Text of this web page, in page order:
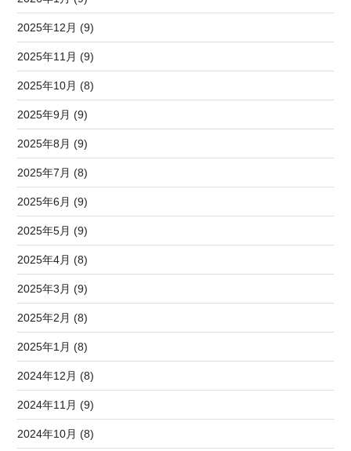
2025年12月 (9)
2025年11月 (9)
2025年10月 (8)
2025年9月 (9)
2025年8月 (9)
2025年7月 (8)
2025年6月 (9)
2025年5月 (9)
2025年4月 (8)
2025年3月 (9)
2025年2月 (8)
2025年1月 (8)
2024年12月 (8)
2024年11月 (9)
2024年10月 (8)